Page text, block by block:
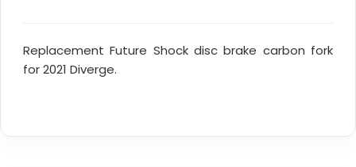
Replacement Future Shock disc brake carbon fork
for 2021 Diverge.